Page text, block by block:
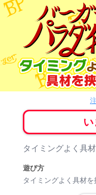
バーガーパラダイス
アク
い
ゲーム紹介
タイミングよく具
遊び方
タイミングよく具材